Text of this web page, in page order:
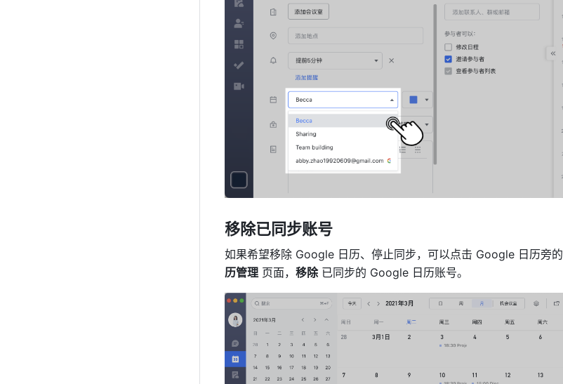
移除已同步账号
如果希望移除 Google 日历、停止同步，可以点击 Google 日历旁的
历管理 页面， 移除 已同步的 Google 日历账号。